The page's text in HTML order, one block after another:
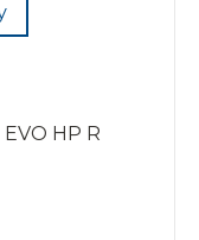
HP R